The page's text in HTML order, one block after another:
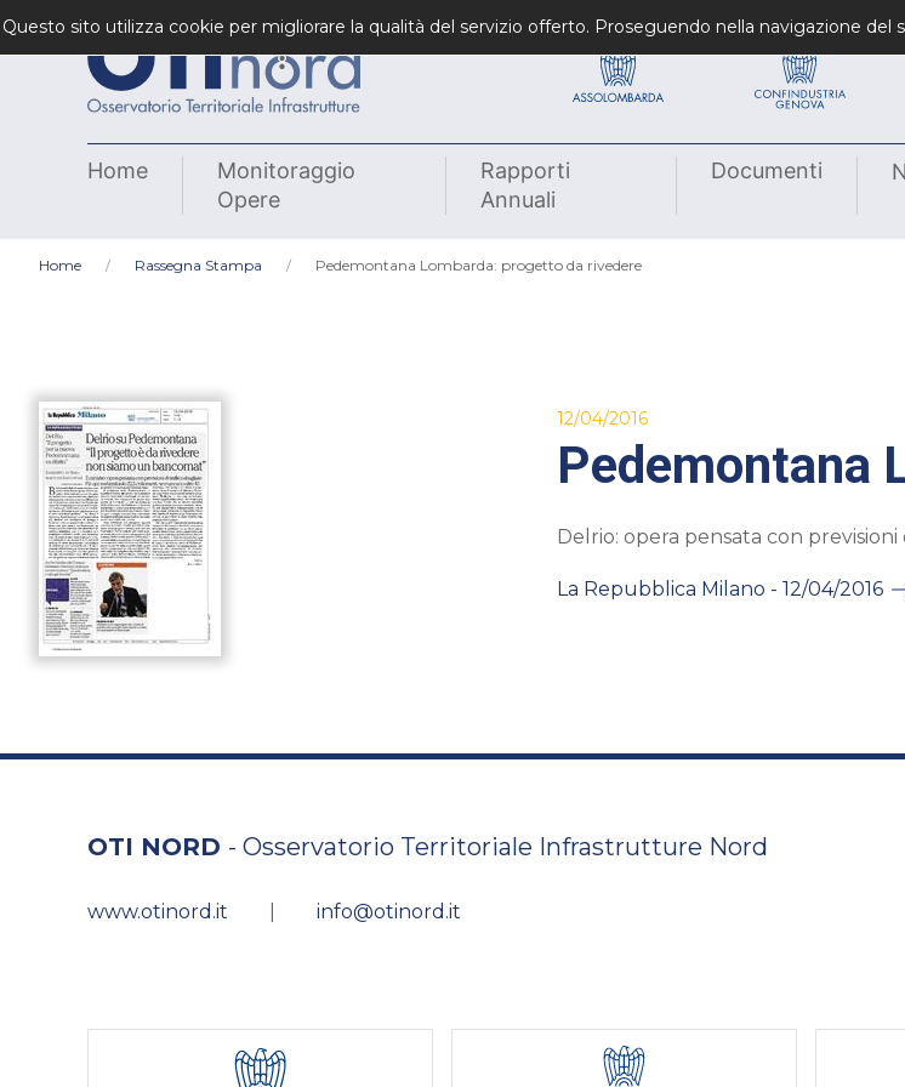
Confindustrie fondatrici
Home
Monitoraggio
Opere
Rapporti
Annuali
Documenti
Home Rassegna Stampa Pedemontana Lombarda: progetto da rivedere
12/04/2016
Pedemontana
Delrio: opera pensata con
La Repubblica Milano - 12/04/2016
OTI NORD - Osservatorio Territoriale Infrastrutture Nord
www.otinord.it info@otinord.it
Questo sito utilizza cookie per migliorare la qualità del servizio offerto. Proseguendo nella navigazione